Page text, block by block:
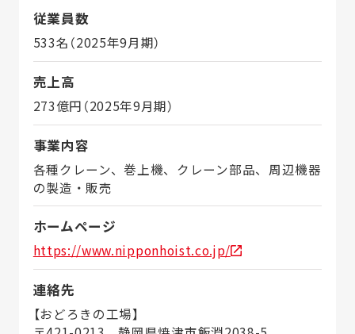
従業員数
533名（2025年9月期）
売上高
273億円（2025年9月期）
事業内容
各種クレーン、巻上機、クレーン部品、周辺機器
の製造・販売
ホームページ
https://www.nipponhoist.co.jp/
連絡先
【おどろきの工場】